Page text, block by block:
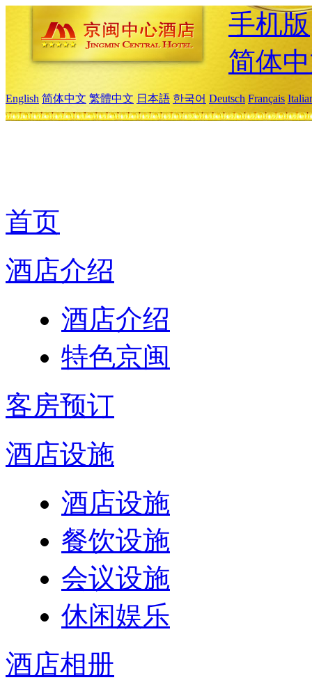
手机版
简体
English 简体中文 繁體中文 日本語 한국어 Deutsch Français
首页
酒店介绍
酒店介绍
特色京闽
客房预订
酒店设施
酒店设施
餐饮设施
会议设施
休闲娱乐
酒店相册